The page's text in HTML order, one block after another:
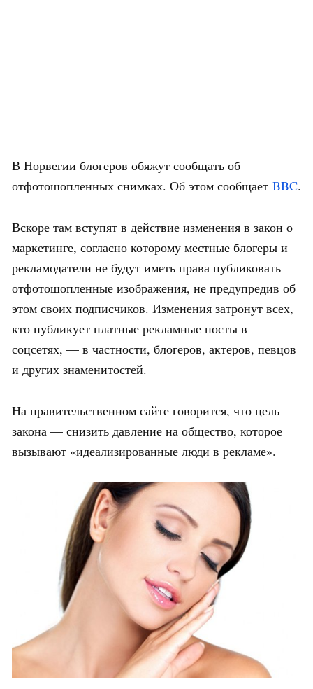
В Норвегии блогеров обяжут сообщать об
отфотошопленных снимках. Об этом сообщает BBC.
Вскоре там вступят в действие изменения в закон о
маркетинге, согласно которому местные блогеры и
рекламодатели не будут иметь права публиковать
отфотошопленные изображения, не предупредив об
этом своих подписчиков. Изменения затронут всех,
кто публикует платные рекламные посты в
соцсетях, — в частности, блогеров, актеров, певцов
и других знаменитостей.
На правительственном сайте говорится, что цель
закона — снизить давление на общество, которое
вызывают «идеализированные люди в рекламе».